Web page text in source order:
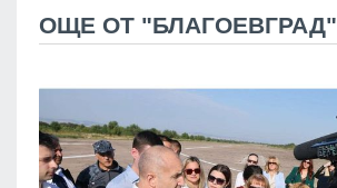
ОЩЕ ОТ "БЛАГОЕВГРАД"